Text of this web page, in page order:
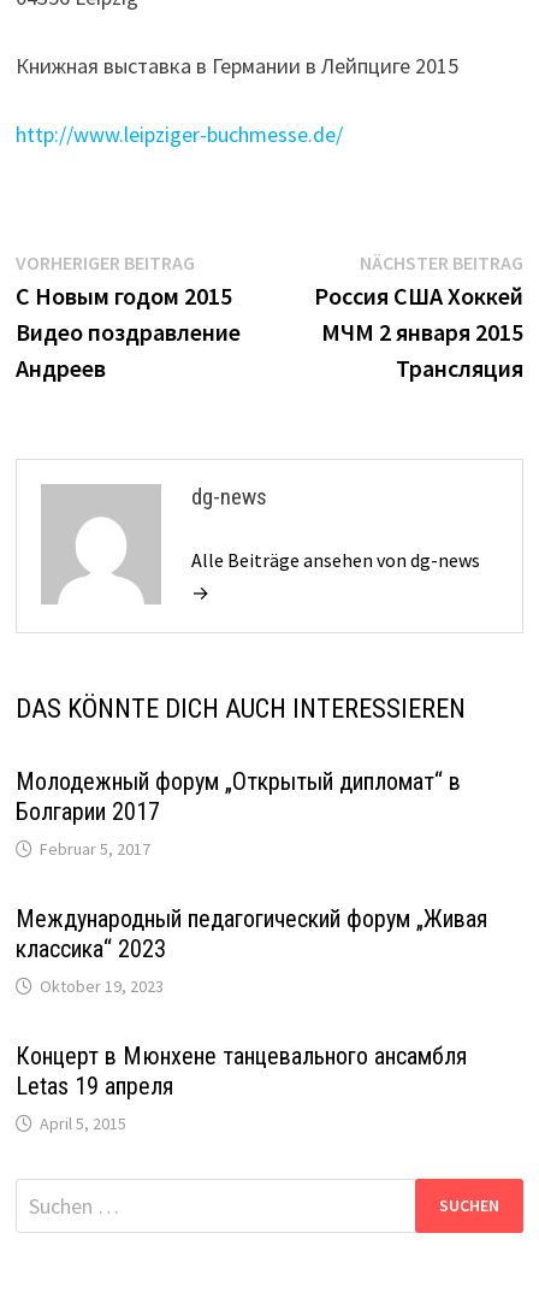
Книжная выставка в Германии в Лейпциге 2015
http://www.leipziger-buchmesse.de/
Beitrags-
Navigation
VORHERIGER BEITRAGVorheriger
Beitrag:
С Новым годом 2015
Видео поздравление
Андреев
NÄCHSTER BEITRAG
Россия США Хоккей
МЧМ 2 января 2015
Трансляция
dg-news
Alle Beiträge ansehen von dg-news
→
DAS KÖNNTE DICH AUCH INTERESSIEREN
Молодежный форум „Открытый дипломат“ в
Болгарии 2017
Februar 5, 2017
Международный педагогический форум „Живая
классика“ 2023
Oktober 19, 2023
Концерт в Мюнхене танцевального ансамбля
Letas 19 апреля
April 5, 2015
Suche
nach: